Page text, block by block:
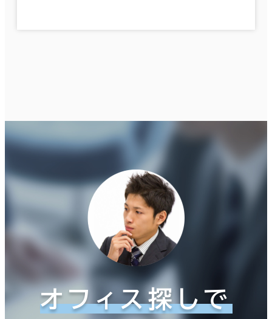
オフィス探しで